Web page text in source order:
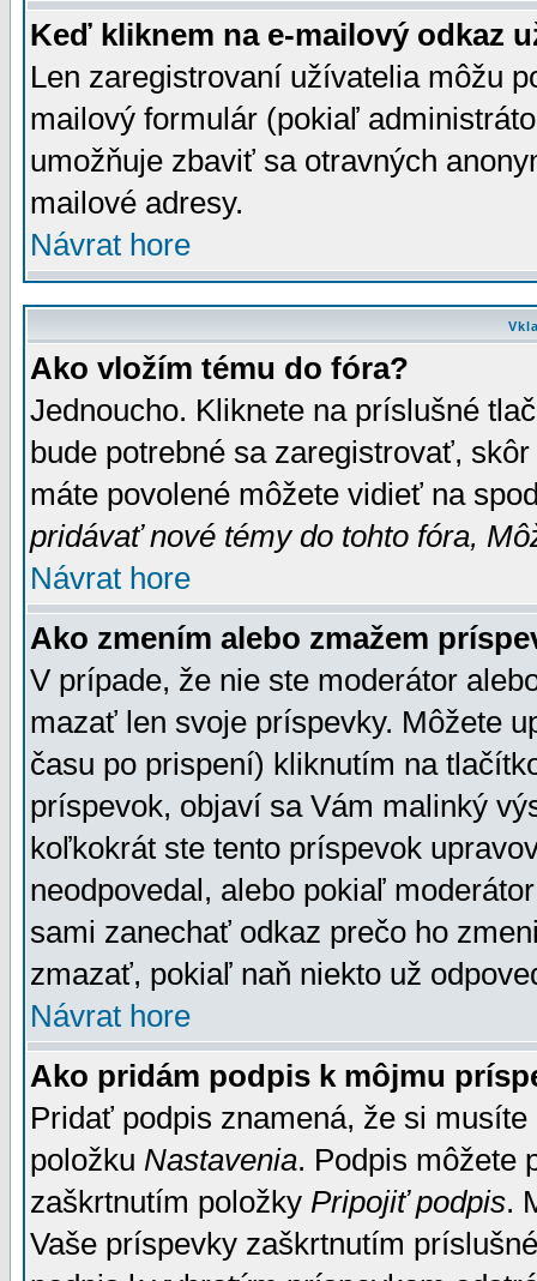
Keď kliknem na e-mailový odkaz
Len zaregistrovaní užívatelia môžu
mailový formulár (pokiaľ
umožňuje zbaviť sa otravných
mailové adresy.
Návrat hore
Ako vložím tému do fóra?
Jednoucho. Kliknete na príslušné
bude potrebné sa zaregistrovať,
máte povolené môžete vidieť na
pridávať nové témy do tohto fóra,
Návrat hore
Ako zmením alebo zmažem
V prípade, že nie ste moderátor
mazať len svoje príspevky. Môžete
času po prispení) kliknutím na
príspevok, objaví sa Vám malinký
koľkokrát ste tento príspevok
neodpovedal, alebo pokiaľ
sami zanechať odkaz prečo ho
zmazať, pokiaľ naň niekto už
Návrat hore
Ako pridám podpis k môjmu
Pridať podpis znamená, že si
položku Nastavenia. Podpis môžete
zaškrtnutím položky Pripojiť podpis.
Vaše príspevky zaškrtnutím